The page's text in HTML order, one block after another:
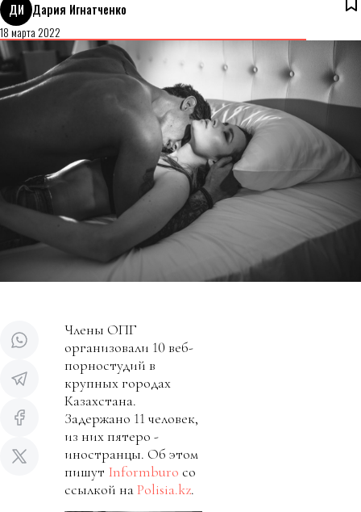
ДИ Дария Игнатченко
18 марта 2022
Члены ОПГ
организовали 10 веб-
порностудий в
крупных городах
Казахстана.
Задержано 11 человек,
из них пятеро -
иностранцы. Об этом
пишут Informburo со
ссылкой наPolisia.kz.